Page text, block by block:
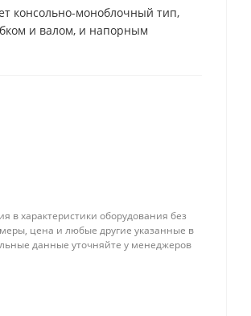
консольно-моноблочный тип,
и валом, и напорным
в характеристики оборудования без
цена и любые другие указанные в
данные уточняйте у менеджеров